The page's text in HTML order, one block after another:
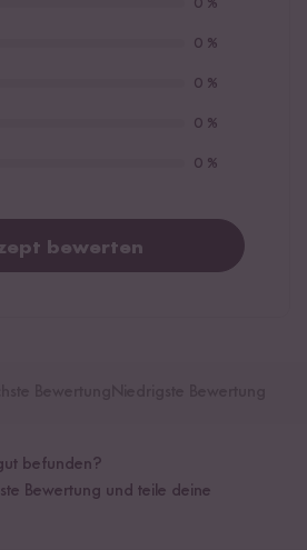
0 %
0 %
0 %
0 %
bewerten
befunden?
Bewertung und teile deine